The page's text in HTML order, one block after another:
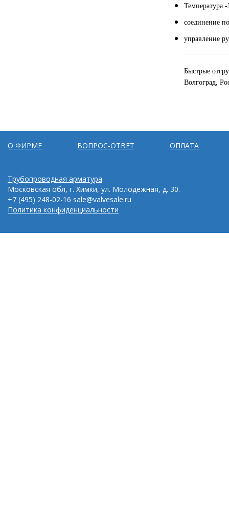
Температура
соединение
управление
Быстрые
Волгоград,
О ФИРМЕ ВОПРОС-ОТВЕТ ОПЛАТА
Трубопроводная арматура
Московская обл, г. Химки, ул. Молодежная, д. 30.
+7 (495) 248-02-16 sale@valvesale.ru
Политика конфиденциальности